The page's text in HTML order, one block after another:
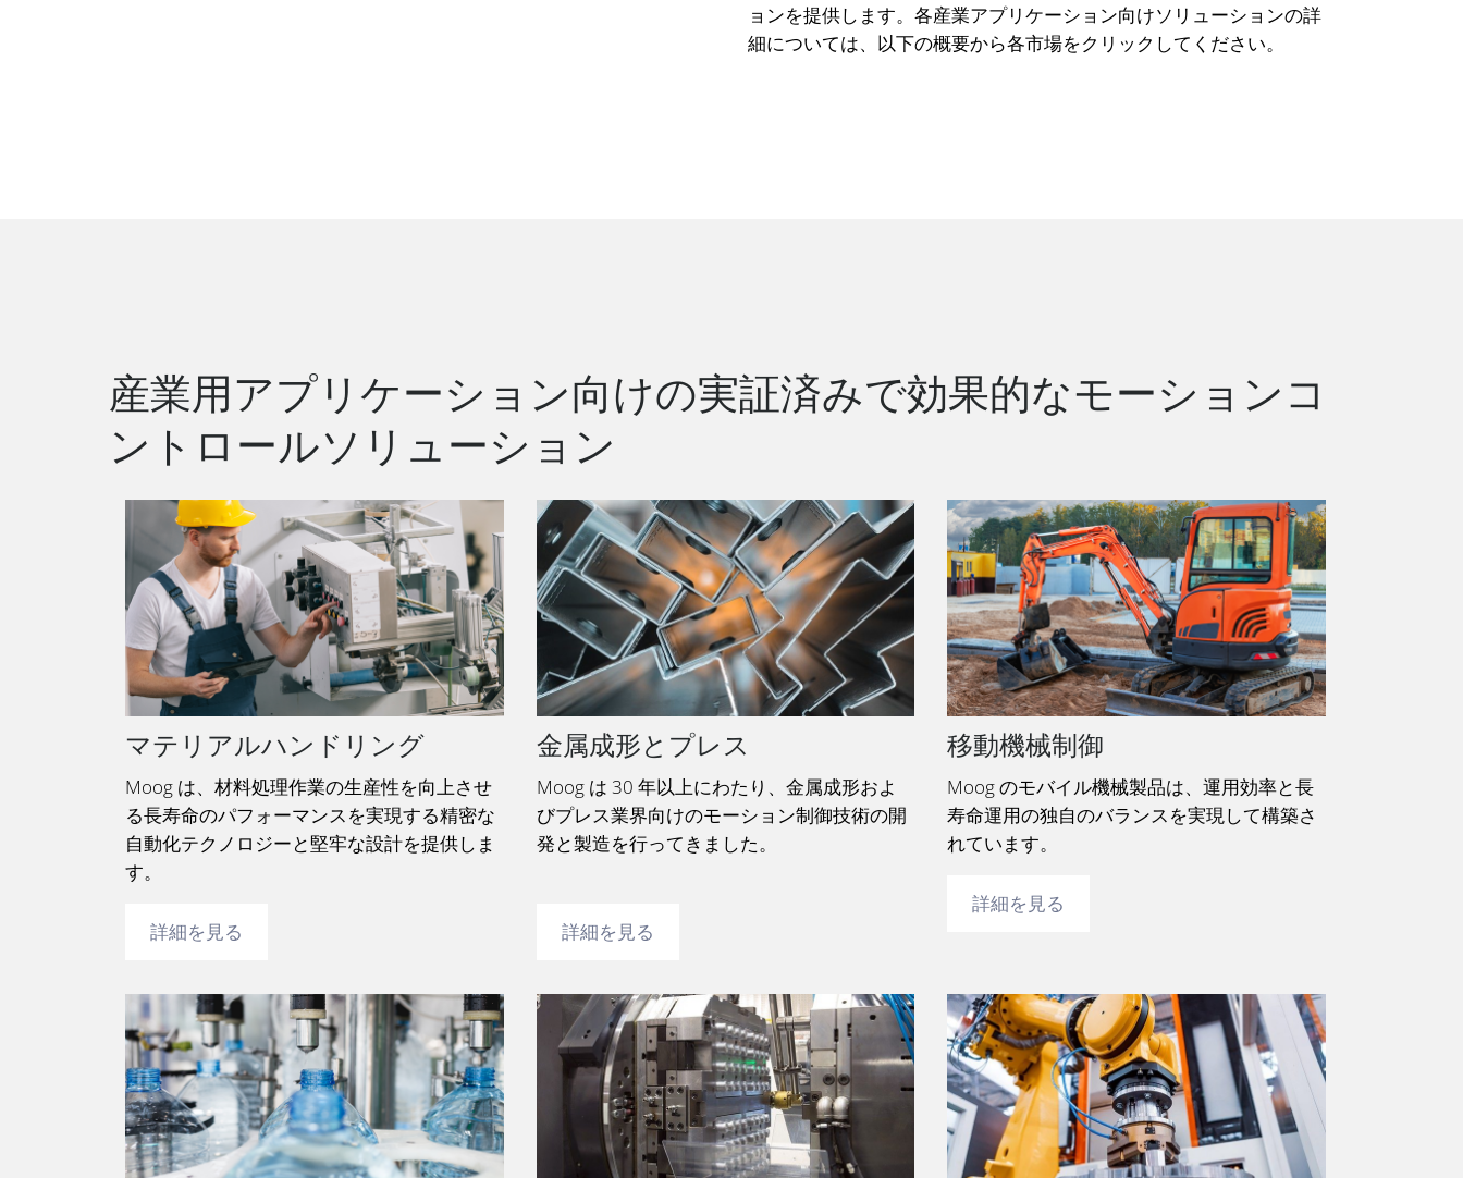
ョンを提供します。各産業アプリケーション向けソリューションの詳
細については、以下の概要から各市場をクリックしてください。
産業用アプリケーション向けの実証済みで効果的なモーションコ
ントロールソリューション
マテリアルハンドリング
Moog は、材料処理作業の生産性を向上させ
る長寿命のパフォーマンスを実現する精密な
自動化テクノロジーと堅牢な設計を提供しま
す。
詳細を見る
金属成形とプレス
Moog は 30 年以上にわたり、金属成形およ
びプレス業界向けのモーション制御技術の開
発と製造を行ってきました。
詳細を見る
移動機械制御
Moog のモバイル機械製品は、運用効率と長
寿命運用の独自のバランスを実現して構築さ
れています。
詳細を見る